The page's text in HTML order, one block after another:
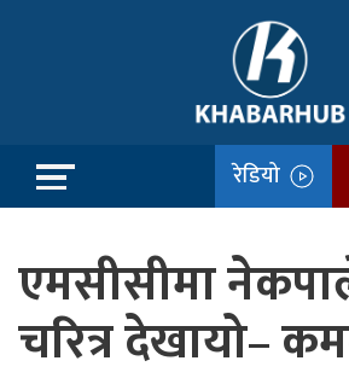
रेडियो
एमसीसीमा
चरित्र देखायो–